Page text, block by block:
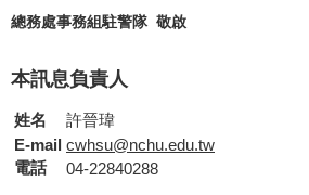
總務處事務組駐警隊 敬啟
本訊息負責人
姓名
許晉瑋
E-mail cwhsu@nchu.edu.tw
電話
04-22840288